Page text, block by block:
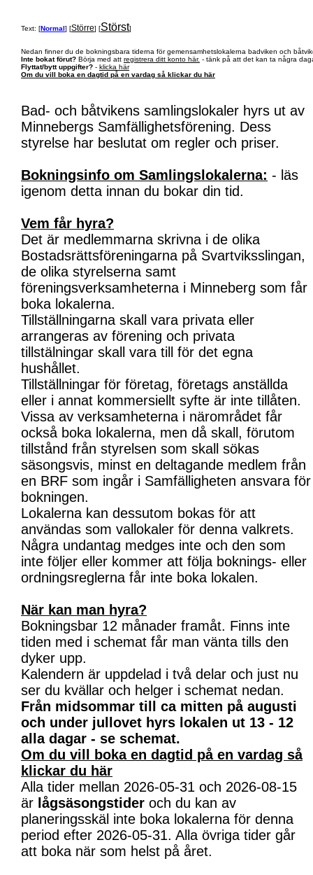
Text: [Normal] [Större] [Störst]
Nedan finner du de bokningsbara tiderna för gemensamhetslokalerna badviken och
Inte bokat förut? Börja med att registrera ditt konto här. - tänk på att det kan ta några
Flyttat/bytt uppgifter? - klicka här
Om du vill boka en dagtid på en vardag så klickar du här
Bad- och båtvikens samlingslokaler hyrs ut av
Minnebergs Samfällighetsförening. Dess
styrelse har beslutat om regler och priser.
Bokningsinfo om Samlingslokalerna: - läs
igenom detta innan du bokar din tid.
Vem får hyra?
Det är medlemmarna skrivna i de olika
Bostadsrättsföreningarna på Svartviksslingan,
de olika styrelserna samt
föreningsverksamheterna i Minneberg som får
boka lokalerna.
Tillställningarna skall vara privata eller
arrangeras av förening och privata
tillstälningar skall vara till för det egna
hushållet.
Tillställningar för företag, företags anställda
eller i annat kommersiellt syfte är inte tillåten.
Vissa av verksamheterna i närområdet får
också boka lokalerna, men då skall, förutom
tillstånd från styrelsen som skall sökas
säsongsvis, minst en deltagande medlem från
en BRF som ingår i Samfälligheten ansvara för
bokningen.
Lokalerna kan dessutom bokas för att
användas som vallokaler för denna valkrets.
Några undantag medges inte och den som
inte följer eller kommer att följa boknings- eller
ordningsreglerna får inte boka lokalen.
När kan man hyra?
Bokningsbar 12 månader framåt. Finns inte
tiden med i schemat får man vänta tills den
dyker upp.
Kalendern är uppdelad i två delar och just nu
ser du kvällar och helger i schemat nedan.
Från midsommar till ca mitten på augusti
och under jullovet hyrs lokalen ut 13 - 12
alla dagar - se schemat.
Om du vill boka en dagtid på en vardag så
klickar du här
Alla tider mellan 2026-05-31 och 2026-08-15
är lågsäsongstider och du kan av
planeringsskäl inte boka lokalerna för denna
period efter 2026-05-31. Alla övriga tider går
att boka när som helst på året.